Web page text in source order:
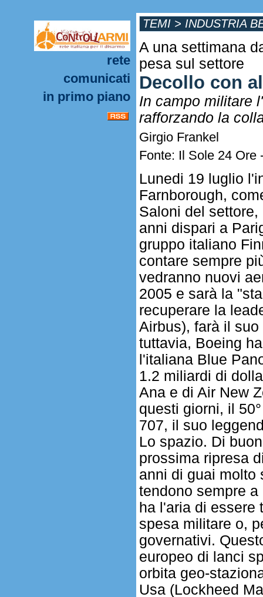
rete
comunicati
in primo piano
TEMI > INDUSTRIA
A una settimana
pesa sul settore
Decollo con
In campo militare
rafforzando la
Girgio Frankel
Fonte: Il Sole 24 Ore
Lunedi 19 luglio
Farnborough,
Saloni del
anni dispari a
gruppo italiano
contare sempre
vedranno nuovi
2005 e sarà la
recuperare la
Airbus), farà il
tuttavia, Boeing
l'italiana Blue
1.2 miliardi di
Ana e di Air New
questi giorni, il
707, il suo
Lo spazio. Di
prossima ripresa
anni di guai molto
tendono sempre
ha l'aria di essere
spesa militare o,
governativi.
europeo di lanci
orbita geo-
Usa (Lockheed